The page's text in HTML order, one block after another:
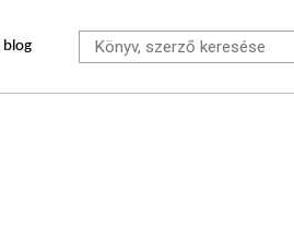
blog